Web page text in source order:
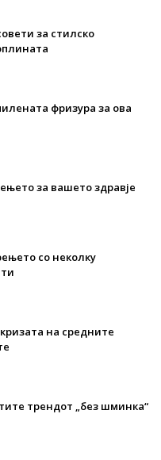
за стилско
фризура за ова
за вашето здравје
со неколку
на средните
трендот „без шминка“